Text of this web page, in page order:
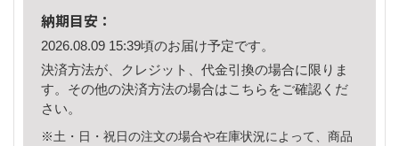
納期目安：
2026.08.09 15:39頃のお届け予定です。
決済方法が、クレジット、代金引換の場合に限りま
す。その他の決済方法の場合はこちら をご確認くだ
さい。
※土・日・祝日の注文の場合や在庫状況によって、商品